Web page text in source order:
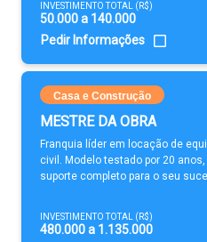
INVESTIMENTO TOTAL (R$)
50.000 a 140.000
Pedir Informações
Casa e Construção
MESTRE DA OBRA
Franquia líder em locação de
civil. Modelo testado por 20
suporte completo para o seu
INVESTIMENTO TOTAL (R$)
480.000 a 1.135.000